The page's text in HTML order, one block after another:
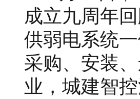
成立九周年
供弱电系统
采购、安装
业，城建智